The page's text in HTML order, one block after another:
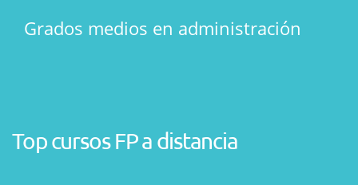
Grados medios en administración
Top cursos FP a distancia